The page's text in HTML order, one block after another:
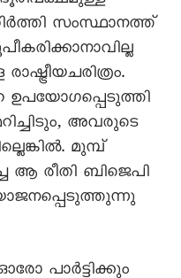
സംസ്ഥാനത്ത്
ഉപയോഗപ്പെടുത്തി
അവരുടെ
മുമ്പ്
രീതി ബിജെപി
പാര്‍ട്ടിക്കും